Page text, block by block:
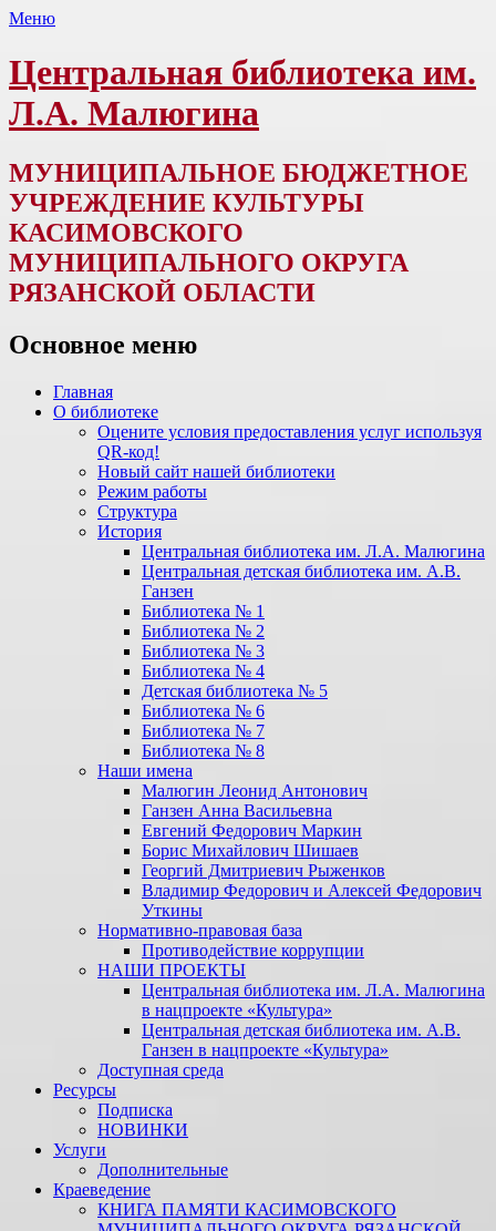
Меню
Центральная библиотека им.
Л.А. Малюгина
МУНИЦИПАЛЬНОЕ БЮДЖЕТНОЕ
УЧРЕЖДЕНИЕ КУЛЬТУРЫ
КАСИМОВСКОГО
МУНИЦИПАЛЬНОГО ОКРУГА
РЯЗАНСКОЙ ОБЛАСТИ
Основное меню
Перейти
содержимому
Главная
О библиотеке
Оцените условия предоставления услуг используя
QR-код!
Новый сайт нашей библиотеки
Режим работы
Структура
История
Центральная библиотека им. Л.А. Малюгина
Центральная детская библиотека им. А.В.
Ганзен
Библиотека № 1
Библиотека № 2
Библиотека № 3
Библиотека № 4
Детская библиотека № 5
Библиотека № 6
Библиотека № 7
Библиотека № 8
Наши имена
Малюгин Леонид Антонович
Ганзен Анна Васильевна
Евгений Федорович Маркин
Борис Михайлович Шишаев
Георгий Дмитриевич Рыженков
Владимир Федорович и Алексей Федорович
Уткины
Нормативно-правовая база
Противодействие коррупции
НАШИ ПРОЕКТЫ
Центральная библиотека им. Л.А. Малюгина
в нацпроекте «Культура»
Центральная детская библиотека им. А.В.
Ганзен в нацпроекте «Культура»
Доступная среда
Ресурсы
Подписка
НОВИНКИ
Услуги
Дополнительные
Краеведение
КНИГА ПАМЯТИ КАСИМОВСКОГО